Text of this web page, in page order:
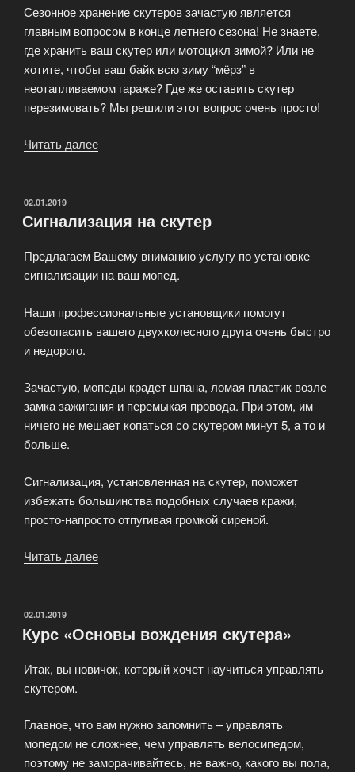
Сезонное хранение скутеров зачастую является
главным вопросом в конце летнего сезона! Не знаете,
где хранить ваш скутер или мотоцикл зимой? Или не
хотите, чтобы ваш байк всю зиму “мёрз” в
неотапливаемом гараже? Где же оставить скутер
перезимовать? Мы решили этот вопрос очень просто!
Читать далее
ОПУБЛИКОВАНО
02.01.2019
Сигнализация на скутер
Предлагаем Вашему вниманию услугу по установке
сигнализации на ваш мопед.
Наши профессиональные установщики помогут
обезопасить вашего двухколесного друга очень быстро
и недорого.
Зачастую, мопеды крадет шпана, ломая пластик возле
замка зажигания и перемыкая провода. При этом, им
ничего не мешает копаться со скутером минут 5, а то и
больше.
Сигнализация, установленная на скутер, поможет
избежать большинства подобных случаев кражи,
просто-напросто отпугивая громкой сиреной.
Читать далее
ОПУБЛИКОВАНО
02.01.2019
Курс «Основы вождения скутерa»
Итак, вы новичок, который хочет научиться управлять
скутером.
Главное, что вам нужно запомнить – управлять
мопедом не сложнее, чем управлять велосипедом,
поэтому не заморачивайтесь, не важно, какого вы пола,